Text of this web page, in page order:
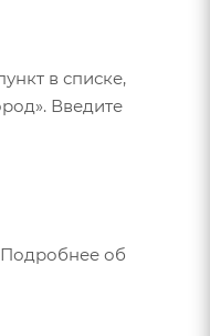
в списке,
Введите
Подробнее об